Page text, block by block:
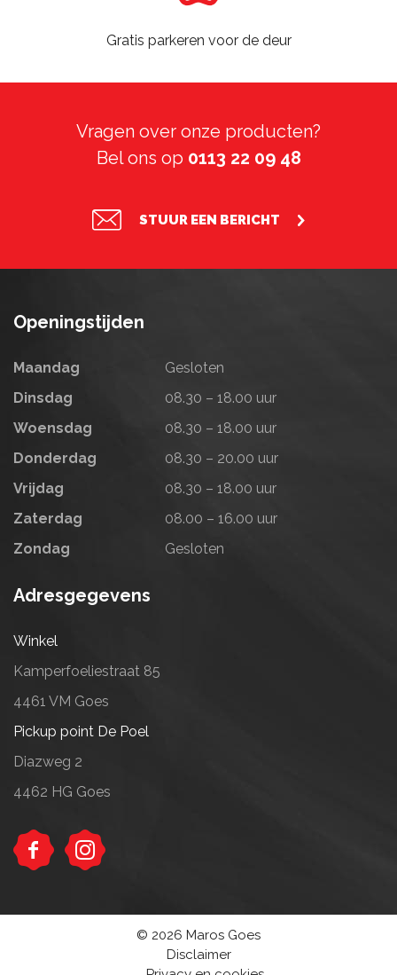
Gratis parkeren voor de deur
Vragen over onze producten?
Bel ons op 0113 22 09 48
STUUR EEN BERICHT
Openingstijden
Maandag
Gesloten
Dinsdag
08.30 – 18.00 uur
Woensdag
08.30 – 18.00 uur
Donderdag
08.30 – 20.00 uur
Vrijdag
08.30 – 18.00 uur
Zaterdag
08.00 – 16.00 uur
Zondag
Gesloten
Adresgegevens
Winkel
Kamperfoeliestraat 85
4461 VM Goes
Pickup point De Poel
Diazweg 2
4462 HG Goes
© 2026 Maros Goes
Disclaimer